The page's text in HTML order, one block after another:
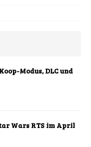
Modus, DLC und
Wars RTS im April